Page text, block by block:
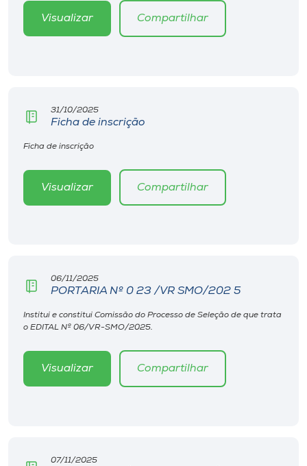
Rádio
Store
Selecione
Visualizar Compartilhar
31/10/2025
Ficha de inscrição
Ficha de inscrição
Visualizar Compartilhar
06/11/2025
PORTARIA Nº 0 23 /VR SMO/202 5
Institui e constitui Comissão do Processo de Seleção de que trata
o EDITAL Nº 06/VR-SMO/2025.
Visualizar Compartilhar
07/11/2025